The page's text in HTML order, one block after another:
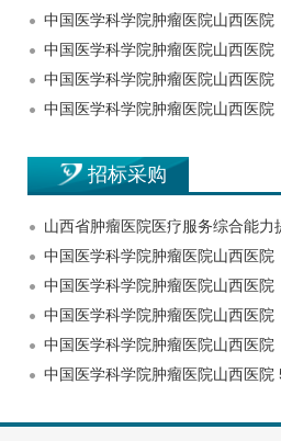
中国医学科学院肿瘤医院山西医院
中国医学科学院肿瘤医院山西医院
中国医学科学院肿瘤医院山西医院
中国医学科学院肿瘤医院山西医院
招标采购
山西省肿瘤医院医疗服务综合能力
中国医学科学院肿瘤医院山西医院
中国医学科学院肿瘤医院山西医院
中国医学科学院肿瘤医院山西医院
中国医学科学院肿瘤医院山西医院
中国医学科学院肿瘤医院山西医院